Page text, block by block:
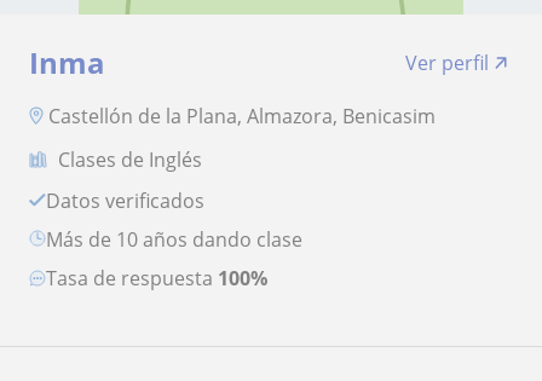
Inma
Ver perfil
Castellón de la Plana, Almazora, Benicasim
Clases de Inglés
Datos verificados
más de 10 años dando clase
Tasa de respuesta 100%